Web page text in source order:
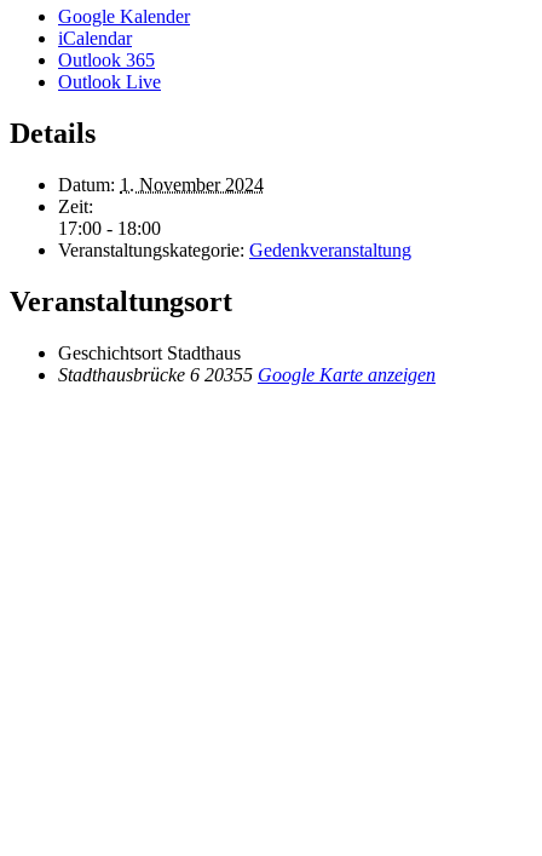
Google Kalender
iCalendar
Outlook 365
Outlook Live
Details
Datum: 1. November 2024
Zeit:
17:00 - 18:00
Veranstaltungskategorie: Gedenkveranstaltung
Veranstaltungsort
Geschichtsort Stadthaus
Stadthausbrücke 6 20355 Google Karte anzeigen